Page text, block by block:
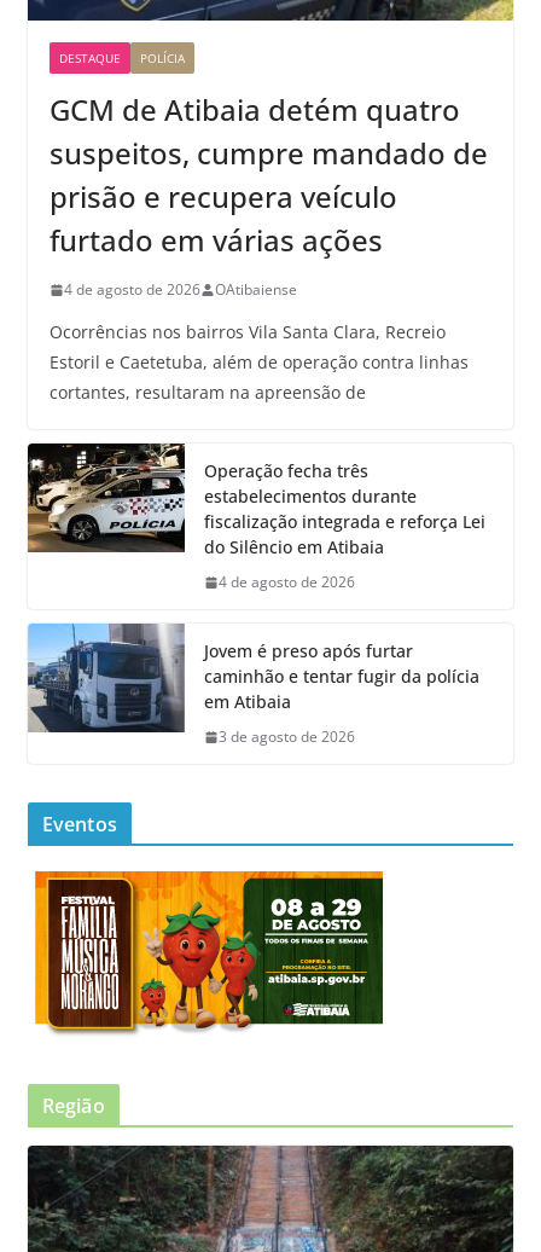
DESTAQUE POLÍCIA
GCM de Atibaia detém quatro
suspeitos, cumpre mandado de
prisão e recupera veículo
furtado em várias ações
4 de agosto de 2026 OAtibaiense
Ocorrências nos bairros Vila Santa Clara, Recreio
Estoril e Caetetuba, além de operação contra linhas
cortantes, resultaram na apreensão de
Operação fecha três
estabelecimentos durante
fiscalização integrada e reforça Lei
do Silêncio em Atibaia
4 de agosto de 2026
Jovem é preso após furtar
caminhão e tentar fugir da polícia
em Atibaia
3 de agosto de 2026
Eventos
Região